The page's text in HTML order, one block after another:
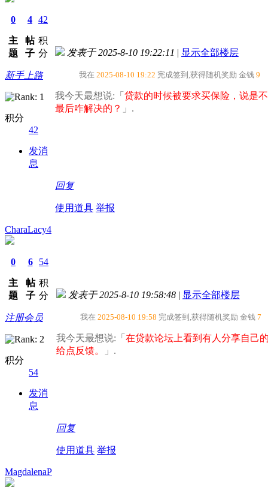
0
主
题
4
帖
子
42
积
分
新手上路
积分
42
发消
息
发表于 2025-8-10 19:22:11 | 显示全部楼层
我在 2025-08-10 19:22 完成签到,获得随机奖励 金钱 9
我今天最想说:「 贷款的时候被要求买保险，说是
最后咋解决的？​ 」.
回复
使用道具 举报
CharaLacy4
0
主
题
6
帖
子
54
积
分
注册会员
积分
54
发消
息
发表于 2025-8-10 19:58:48 | 显示全部楼层
我在 2025-08-10 19:58 完成签到,获得随机奖励 金钱 7
我今天最想说:「 在贷款论坛上看到有人分享自己
给点反馈。​
」.
回复
使用道具 举报
MagdalenaP